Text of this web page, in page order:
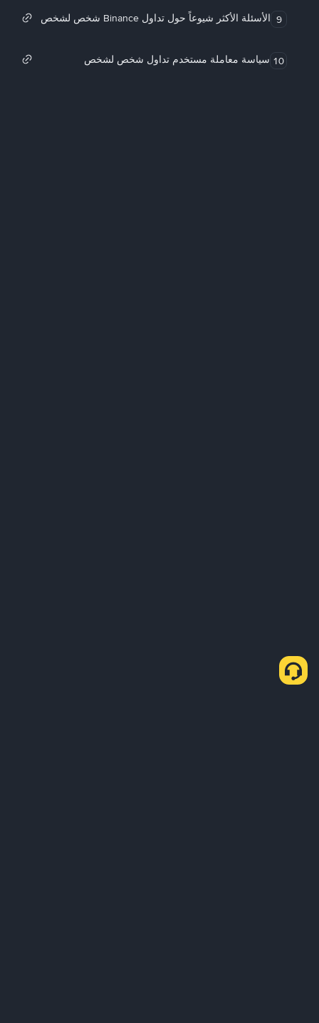
9 الأسئلة الأكثر شيوعاً حول تداول Binance شخص لشخص
10 سياسة معاملة مستخدم تداول شخص لشخص